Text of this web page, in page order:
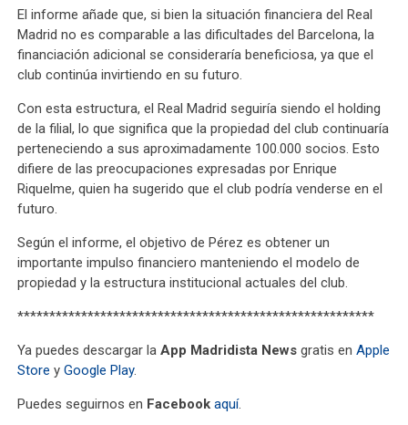
El informe añade que, si bien la situación financiera del Real
Madrid no es comparable a las dificultades del Barcelona, la
financiación adicional se consideraría beneficiosa, ya que el
club continúa invirtiendo en su futuro.
Con esta estructura, el Real Madrid seguiría siendo el holding
de la filial, lo que significa que la propiedad del club continuaría
perteneciendo a sus aproximadamente 100.000 socios. Esto
difiere de las preocupaciones expresadas por Enrique
Riquelme, quien ha sugerido que el club podría venderse en el
futuro.
Según el informe, el objetivo de Pérez es obtener un
importante impulso financiero manteniendo el modelo de
propiedad y la estructura institucional actuales del club.
********************************************************
Ya puedes descargar laApp Madridista News gratis enApple
Store yGoogle Play.
Puedes seguirnos en Facebook aquí.